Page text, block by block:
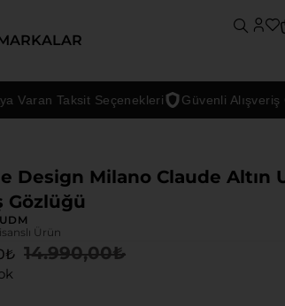
Taksit Seçenekleri Güvenli Alışveriş
Design Milano Claude Altın
Gözlüğü
UDM
Ürün
14.990,00₺
₺